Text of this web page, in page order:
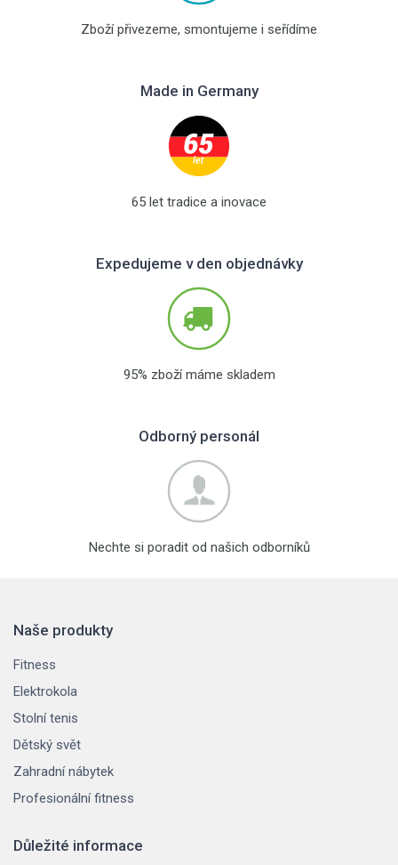
Zboží přivezeme, smontujeme i seřídíme
Made in Germany
65 let tradice a inovace
Expedujeme v den objednávky
95% zboží máme skladem
Odborný personál
Nechte si poradit od našich odborníků
Naše produkty
Fitness
Elektrokola
Stolní tenis
Dětský svět
Zahradní nábytek
Profesionální fitness
Důležité informace